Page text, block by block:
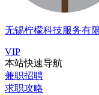
无锡柠檬科技服务有
VIP
本站快速导航
兼职招聘
求职攻略